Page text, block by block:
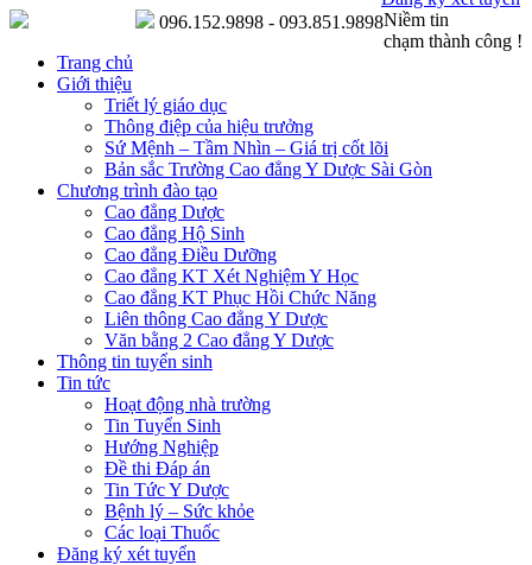
Niềm tin
chạm thành công !
096.152.9898 - 093.851.9898
Trang chủ
Giới thiệu
Triết lý giáo dục
Thông điệp của hiệu trưởng
Sứ Mệnh – Tầm Nhìn – Giá trị cốt lõi
Bản sắc Trường Cao đẳng Y Dược Sài Gòn
Chương trình đào tạo
Cao đẳng Dược
Cao đẳng Hộ Sinh
Cao đẳng Điều Dưỡng
Cao đẳng KT Xét Nghiệm Y Học
Cao đẳng KT Phục Hồi Chức Năng
Liên thông Cao đẳng Y Dược
Văn bằng 2 Cao đẳng Y Dược
Thông tin tuyển sinh
Tin tức
Hoạt động nhà trường
Tin Tuyển Sinh
Hướng Nghiệp
Đề thi Đáp án
Tin Tức Y Dược
Bệnh lý – Sức khỏe
Các loại Thuốc
Đăng ký xét tuyển